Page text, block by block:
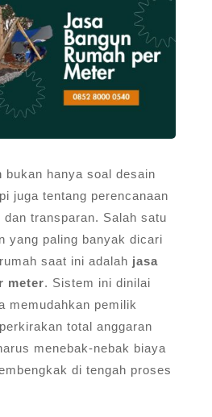
bukan hanya soal desain
juga tentang perencanaan
dan transparan. Salah satu
yang paling banyak dicari
saat ini adalah jasa
meter. Sistem ini dinilai
memudahkan pemilik
total anggaran
menebak-nebak biaya
di tengah proses